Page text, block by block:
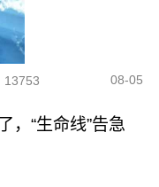
13753 08-05
，“生命线”告急